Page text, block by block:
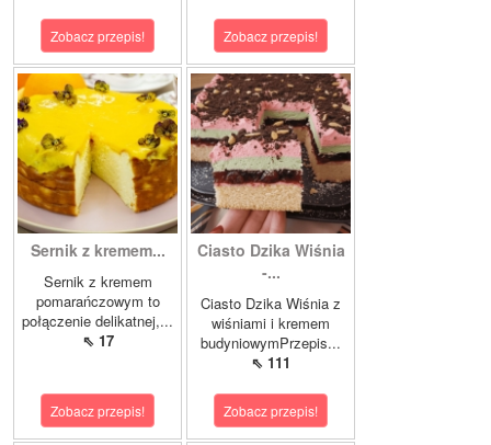
Zobacz przepis! Zobacz przepis!
Sernik z kremem...
Sernik z kremem
pomarańczowym to
połączenie delikatnej,...
⇖ 17
Zobacz przepis!
Ciasto Dzika Wiśnia
-...
Ciasto Dzika Wiśnia z
wiśniami i kremem
budyniowymPrzepis...
⇖ 111
Zobacz przepis!